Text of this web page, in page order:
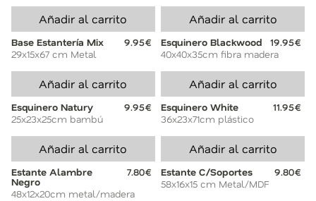
Añadir al carrito
Base Estantería Mix
9.95€
29x15x67 cm Metal
Añadir al carrito
Esquinero Blackwood
19.95€
40x40x35cm fibra madera
Añadir al carrito
Esquinero Natury
9.95€
25x23x25cm bambú
Añadir al carrito
Esquinero White
11.95€
36x23x71cm plástico
Añadir al carrito
Estante Alambre
Negro
7.80€
48x12x20cm metal/madera
Añadir al carrito
Estante C/Soportes
9.80€
58x16x15 cm Metal/MDF